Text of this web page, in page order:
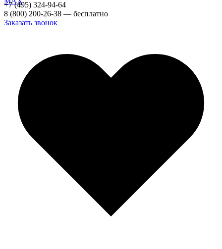
+7 (495) 324-94-64
8 (800) 200-26-38 — бесплатно
Заказать звонок